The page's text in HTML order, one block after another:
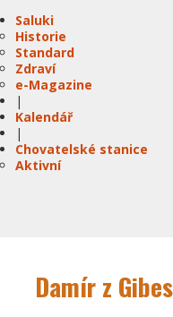
Saluki
Historie
Standard
Zdraví
e-Magazine
|
Kalendář
|
Chovatelské stanice
Aktivní
Damír z